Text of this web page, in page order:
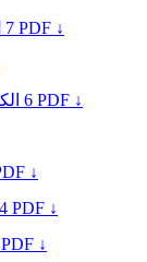
7 PDF ↓
6 PDF ↓
↓
4 PDF ↓
PDF ↓